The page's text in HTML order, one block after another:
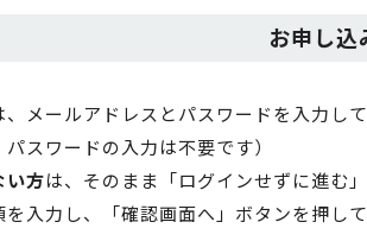
お申し込
、メールアドレスとパスワードを入力し
スワードの入力は不要です）
い方は、そのまま「ログインせずに進む
入力し、「確認画面へ」ボタンを押し